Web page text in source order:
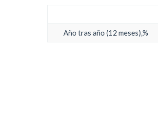
Año tras año (12 meses),%